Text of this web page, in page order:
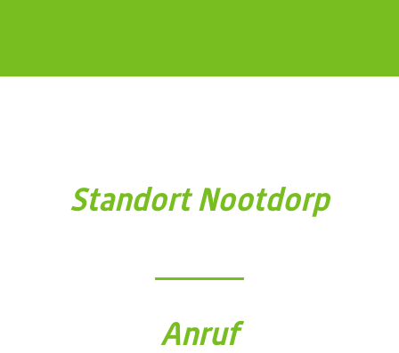
Standort Nootdorp
Anruf